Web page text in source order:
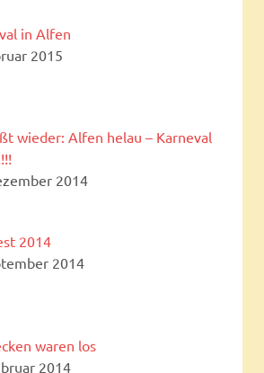
in Alfen
2015
wieder: Alfen helau – Karneval
2014
2014
2014
waren los
2014